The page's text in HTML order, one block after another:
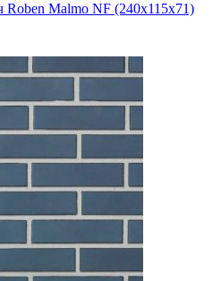
Malmo NF (240x115x71)